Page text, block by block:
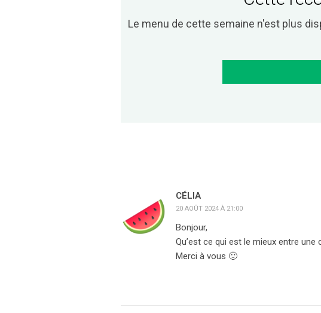
Le menu de cette semaine n'est plus
CÉLIA
20 AOÛT 2024 À 21:00
Bonjour,
Qu’est ce qui est le mieux entre
Merci à vous 🙂